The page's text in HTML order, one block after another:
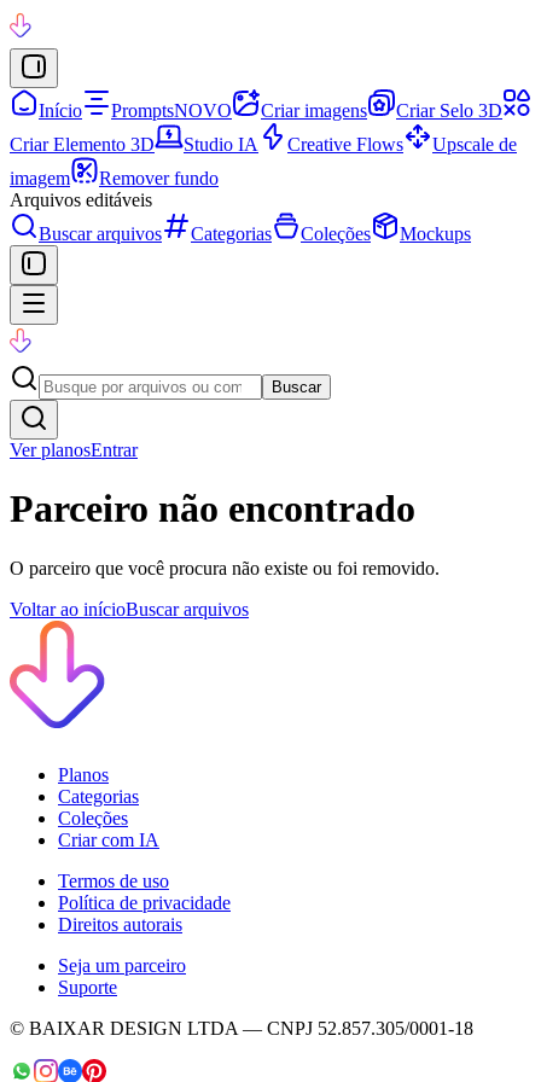
Início PromptsNOVO Criar imagens
Criar Selo 3D
Criar Elemento 3D
Studio IA Creative Flows
Upscale de
imagem
Remover fundo
Arquivos editáveis
Buscar arquivos
Categorias Coleções Mockups
Buscar
Ver planosEntrar
Parceiro não encontrado
O parceiro que você procura não existe ou foi removido.
Voltar ao inícioBuscar arquivos
Planos
Categorias
Coleções
Criar com IA
Termos de uso
Política de privacidade
Direitos autorais
Seja um parceiro
Suporte
© BAIXAR DESIGN LTDA — CNPJ 52.857.305/0001-18